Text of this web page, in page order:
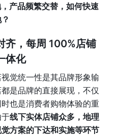
产品频繁交替，如何快速
齐，每周 100%店铺
体化
觉统一性是其品牌形象输
是品牌的直接展现，不仅
也是消费者购物体验的重
线下实体店铺众多，地理
方案的下达和实施等环节